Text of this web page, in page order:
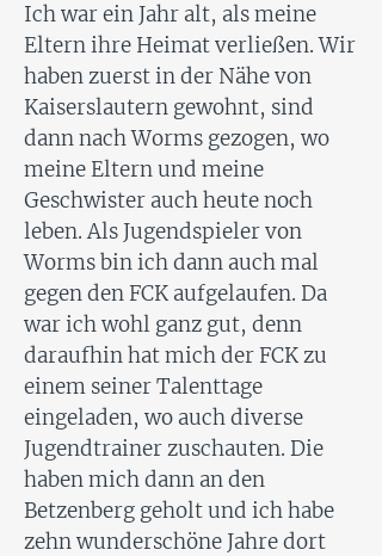
Ich war ein Jahr alt, als meine
Eltern ihre Heimat verließen. Wir
haben zuerst in der Nähe von
Kaiserslautern gewohnt, sind
dann nach Worms gezogen, wo
meine Eltern und meine
Geschwister auch heute noch
leben. Als Jugendspieler von
Worms bin ich dann auch mal
gegen den FCK aufgelaufen. Da
war ich wohl ganz gut, denn
daraufhin hat mich der FCK zu
einem seiner Talenttage
eingeladen, wo auch diverse
Jugendtrainer zuschauten. Die
haben mich dann an den
Betzenberg geholt und ich habe
zehn wunderschöne Jahre dort